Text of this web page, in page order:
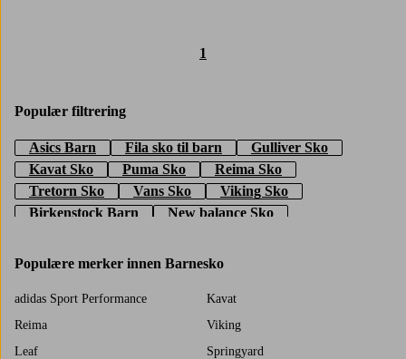
1
Populær filtrering
Asics Barn Fila sko til barn
Gulliver Sko
Kavat Sko
Puma Sko
Reima Sko
Tretorn Sko
Vans Sko
Viking Sko
Birkenstock Barn
New balance Sko
Populære merker innen Barnesko
adidas Sport Performance
Kavat
Reima
Viking
Leaf
Springyard